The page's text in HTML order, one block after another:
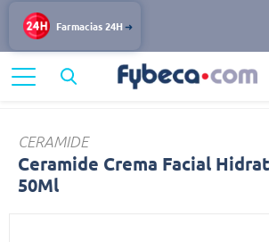
Farmacias 24H
Cuidado del Rostro
CERAMIDE
Ceramide Crema Facial
50Ml